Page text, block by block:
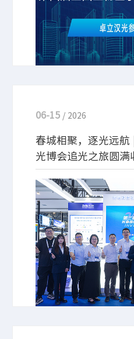
06-15 / 2026
春城相聚，逐光远
光博会追光之旅圆满
6月14日，为期三天的第
东北亚国际博览中心圆满
列核心产品与创新技术成
制造的硬核实力与创新活